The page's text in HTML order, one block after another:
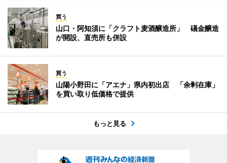
買う
山口・阿知須に「クラフト麦酒醸造所」 礒金醸造
が開設、直売所も併設
買う
山陽小野田に「アエナ」県内初出店 「余剰在庫」
を買い取り低価格で提供
もっと見る